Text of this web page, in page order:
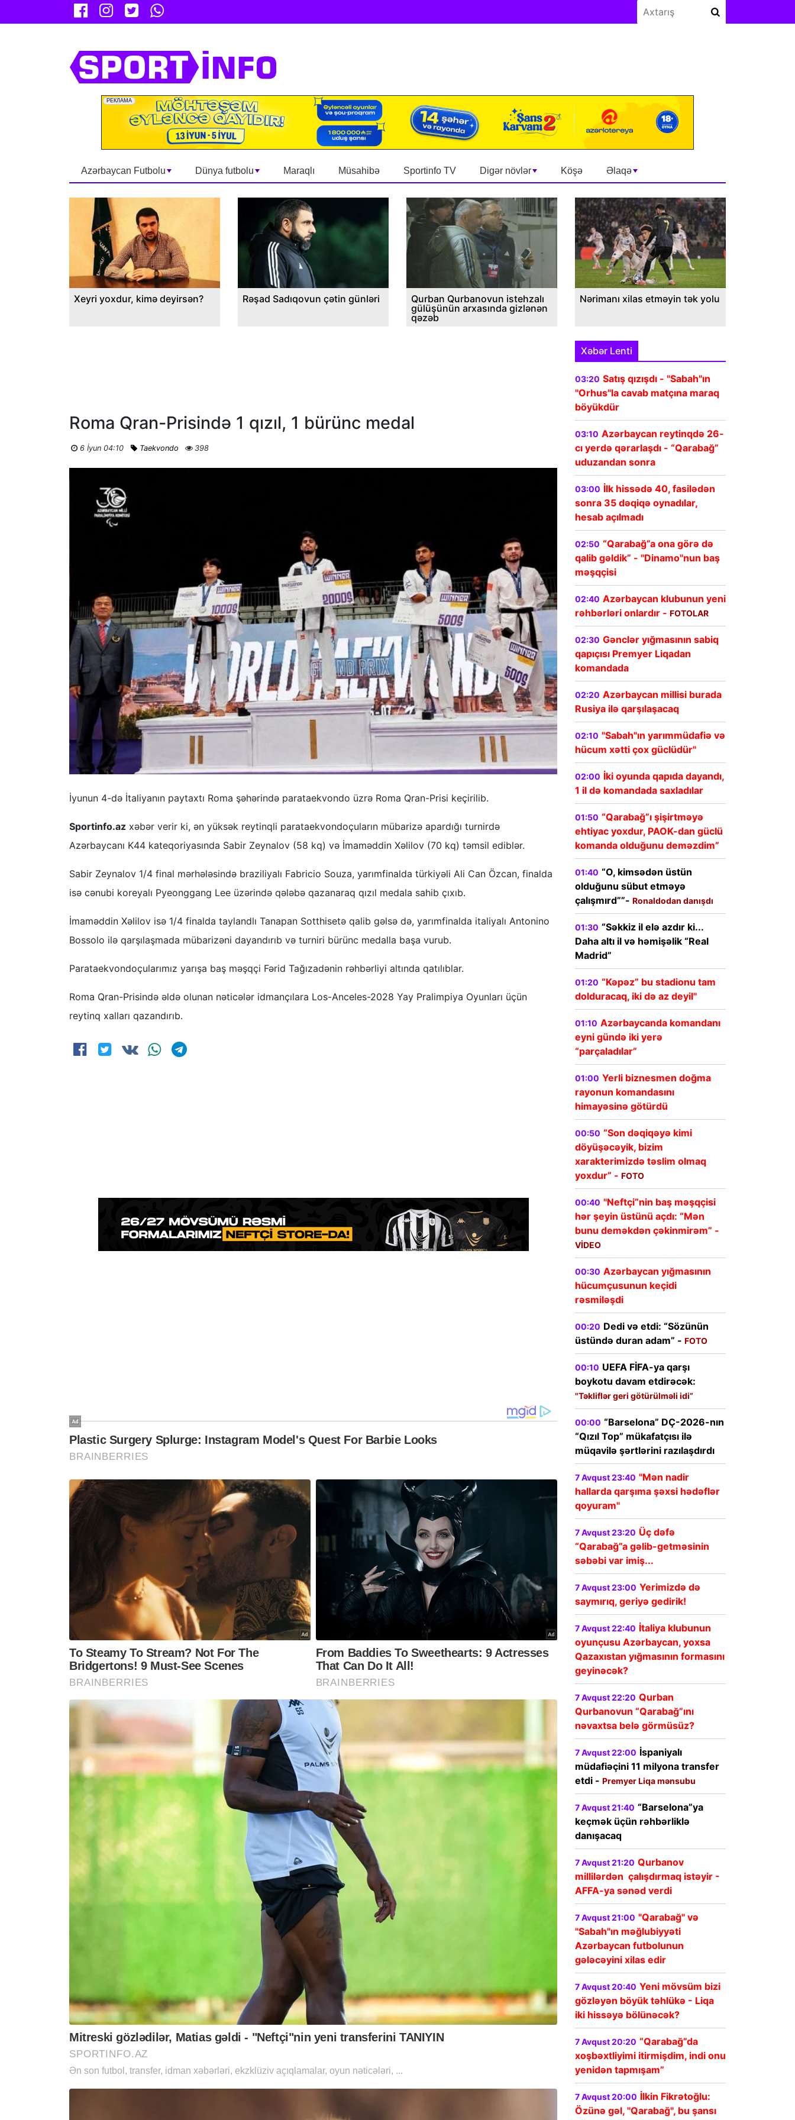
Azərbaycan Futbolu Dünya futbolu Maraqlı Müsahibə Sportinfo TV Digər növlər Köşə Əlaqə
Xeyri yoxdur, kimə deyirsən? Rəşad Sadıqovun çətin günləri
Qurban Qurbanovun istehzalı
gülüşünün arxasında gizlənən
qəzəb
Nərimanı xilas etməyin tək yolu
Roma Qran-Prisində 1 qızıl, 1 bürünc medal
6 İyun 04:10 Taekvondo 398
İyunun 4-də İtaliyanın paytaxtı Roma şəhərində parataekvondo üzrə Roma Qran-Prisi keçirilib.
Sportinfo.az xəbər verir ki, ən yüksək reytinqli parataekvondoçuların mübarizə apardığı turnirdə
Azərbaycanı K44 kateqoriyasında Sabir Zeynalov (58 kq) və İmaməddin Xəlilov (70 kq) təmsil ediblər.
Sabir Zeynalov 1/4 final mərhələsində braziliyalı Fabricio Souza, yarımfinalda türkiyəli Ali Can Özcan, finalda
isə cənubi koreyalı Pyeonggang Lee üzərində qələbə qazanaraq qızıl medala sahib çıxıb.
İmaməddin Xəlilov isə 1/4 finalda taylandlı Tanapan Sotthisetə qalib gəlsə də, yarımfinalda italiyalı Antonino
Bossolo ilə qarşılaşmada mübarizəni dayandırıb və turniri bürünc medalla başa vurub.
Parataekvondoçularımız yarışa baş məşqçi Fərid Tağızadənin rəhbərliyi altında qatılıblar.
Roma Qran-Prisində əldə olunan nəticələr idmançılara Los-Anceles-2028 Yay Pralimpiya Oyunları üçün
reytinq xalları qazandırıb.
Xəbər Lenti
03:20 Satış qızışdı - "Sabah"ın
"Orhus"la cavab matçına maraq
böyükdür
03:10 Azərbaycan reytinqdə 26-
cı yerdə qərarlaşdı - “Qarabağ”
uduzandan sonra
03:00 İlk hissədə 40, fasilədən
sonra 35 dəqiqə oynadılar,
hesab açılmadı
02:50 “Qarabağ”a ona görə də
qalib gəldik” - "Dinamo"nun baş
məşqçisi
02:40 Azərbaycan klubunun yeni
rəhbərləri onlardır - FOTOLAR
02:30 Gənclər yığmasının sabiq
qapıçısı Premyer Liqadan
komandada
02:20 Azərbaycan millisi burada
Rusiya ilə qarşılaşacaq
02:10 "Sabah"ın yarımmüdafiə və
hücum xətti çox güclüdür"
02:00 İki oyunda qapıda dayandı,
1 il də komandada saxladılar
01:50 “Qarabağ”ı şişirtməyə
ehtiyac yoxdur, PAOK-dan güclü
komanda olduğunu deməzdim”
01:40 “O, kimsədən üstün
olduğunu sübut etməyə
çalışmırd””- Ronaldodan danışdı
01:30 “Səkkiz il elə azdır ki...
Daha altı il və həmişəlik “Real
Madrid”
01:20 “Kəpəz” bu stadionu tam
dolduracaq, iki də az deyil"
01:10 Azərbaycanda komandanı
eyni gündə iki yerə
“parçaladılar”
01:00 Yerli biznesmen doğma
rayonun komandasını
himayəsinə götürdü
00:50 “Son dəqiqəyə kimi
döyüşəcəyik, bizim
xarakterimizdə təslim olmaq
yoxdur” - FOTO
00:40 "Neftçi”nin baş məşqçisi
hər şeyin üstünü açdı: “Mən
bunu deməkdən çəkinmirəm” -
VİDEO
00:30 Azərbaycan yığmasının
hücumçusunun keçidi
rəsmiləşdi
00:20 Dedi və etdi: “Sözünün
üstündə duran adam” - FOTO
00:10 UEFA FİFA-ya qarşı
boykotu davam etdirəcək:
"Təkliflər geri götürülməli idi”
00:00 “Barselona” DÇ-2026-nın
“Qızıl Top” mükafatçısı ilə
müqavilə şərtlərini razılaşdırdı
7 Avqust 23:40 "Mən nadir
hallarda qarşıma şəxsi hədəflər
qoyuram"
7 Avqust 23:20 Üç dəfə
“Qarabağ”a gəlib-getməsinin
səbəbi var imiş...
7 Avqust 23:00 Yerimizdə də
saymırıq, geriyə gedirik!
7 Avqust 22:40 İtaliya klubunun
oyunçusu Azərbaycan, yoxsa
Qazaxıstan yığmasının formasını
geyinəcək?
7 Avqust 22:20 Qurban
Qurbanovun “Qarabağ”ını
nəvaxtsa belə görmüsüz?
7 Avqust 22:00 İspaniyalı
müdafiəçini 11 milyona transfer
etdi - Premyer Liqa mənsubu
7 Avqust 21:40 “Barselona”ya
keçmək üçün rəhbərliklə
danışacaq
7 Avqust 21:20 Qurbanov
millilərdən çalışdırmaq istəyir -
AFFA-ya sənəd verdi
7 Avqust 21:00 "Qarabağ" və
"Sabah"ın məğlubiyyəti
Azərbaycan futbolunun
gələcəyini xilas edir
7 Avqust 20:40 Yeni mövsüm bizi
gözləyən böyük təhlükə - Liqa
iki hissəyə bölünəcək?
7 Avqust 20:20 “Qarabağ”da
xoşbəxtliyimi itirmişdim, indi onu
yenidən tapmışam”
7 Avqust 20:00 İlkin Fikrətoğlu:
Özünə gəl, "Qarabağ", bu şansı